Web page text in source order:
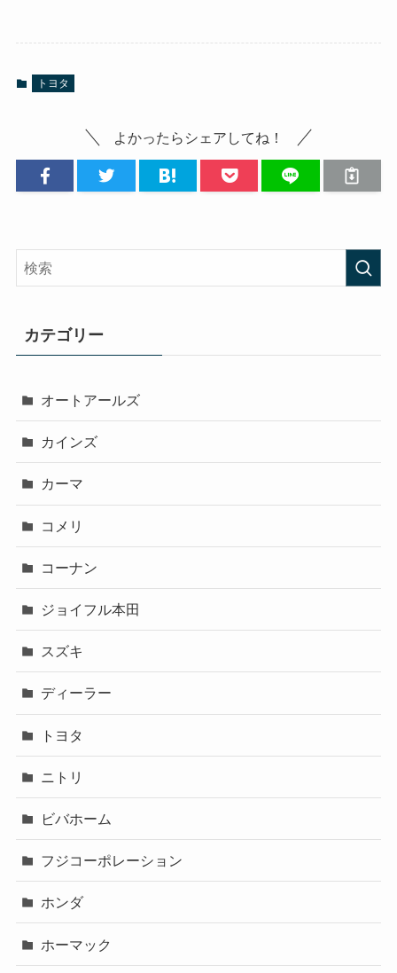
トヨタ
よかったらシェアしてね！
カテゴリー
オートアールズ
カインズ
カーマ
コメリ
コーナン
ジョイフル本田
スズキ
ディーラー
トヨタ
ニトリ
ビバホーム
フジコーポレーション
ホンダ
ホーマック